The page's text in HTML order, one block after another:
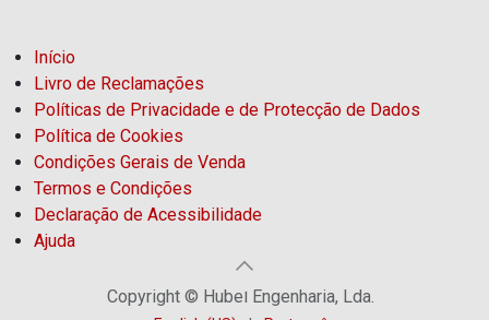
Início
Livro de Reclamações
Políticas de Privacidade e de Protecção de Dados
Política de Cookies
Condições Gerais de Venda
Termos e Condições
Declaração de Acessibilidade
Ajuda
Copyright © Hubel Engenharia, Lda.